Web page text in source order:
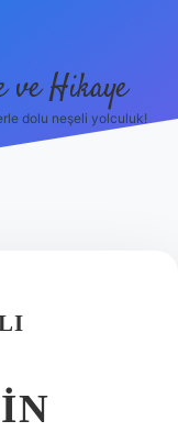
ve Hikaye
dolu neşeli yolculuk!